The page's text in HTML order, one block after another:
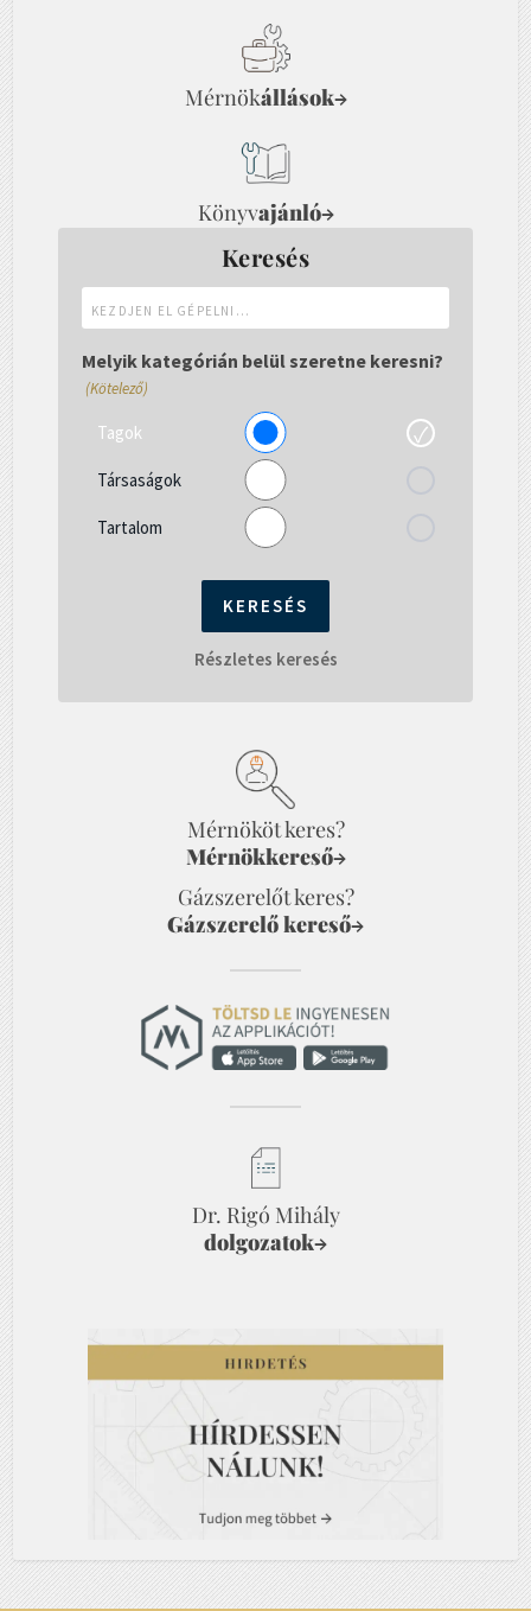
Mérnökállások→
Könyvajánló→
Keresés
el
gépelni...
Melyik kategórián belül szeretne keresni?
(Kötelező)
Tagok
Társaságok
Tartalom
Részletes keresés
Mérnököt keres?
Mérnökkereső→
Gázszerelőt keres?
Gázszerelő kereső→
Dr. Rigó Mihály
dolgozatok→